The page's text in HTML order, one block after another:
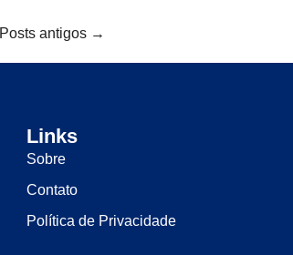
Posts antigos →
Links
Sobre
Contato
Política de Privacidade